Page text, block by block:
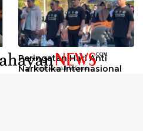
Peringatan Hari Anti
Narkotika Internasional